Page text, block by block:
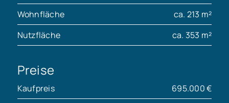
Wohnfläche
ca. 213 m²
Nutzfläche
ca. 353 m²
Preise
Kaufpreis
695.000 €